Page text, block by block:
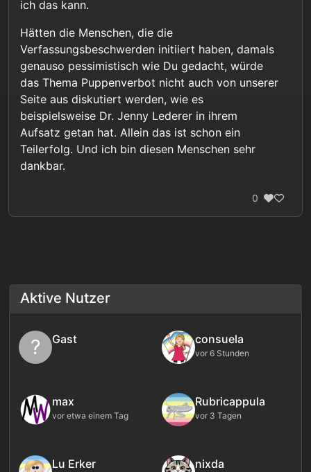
ich das kann.
Hätten die Menschen, die die
Verfassungsbeschwerden initiiert haben, damals
genauso pessimistisch wie Du gedacht, würde
das Thema Puppenverbot nicht auch von unserer
Seite aus diskutiert werden, wie es
beispielsweise Dr. Jenny Lederer in ihrem
Aufsatz getan hat. Allein das ist schon ein
Teilerfolg. Und ich bin diesen Menschen sehr
dankbar.
0
Aktive Nutzer
? Gast consuela
vor 6 Stunden
max
vor etwa einem Tag
Rubricappula
vor 3 Tagen
Lu Erker nixda